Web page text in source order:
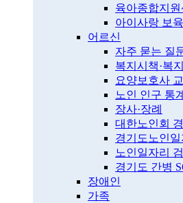
육아종합지
아이사랑 보
어르신
자주 묻는 질
복지시책·복
요양보호사
노인 인구 통계
장사·장례
대한노인회
경기도노인
노인일자리
경기도 간병
장애인
가족